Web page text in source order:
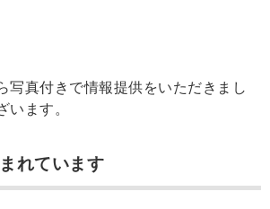
写真付きで情報提供をいただきまし
います。
れています